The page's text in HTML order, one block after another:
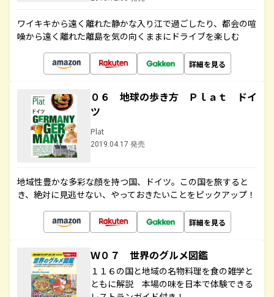
ワイキキから遠く離れた静かな入り江で過ごしたり、都会の喧
噪から遠く離れた離島を気の向くままにドライブを楽しむ
詳細を見る
０６ 地球の歩き方 Ｐｌａｔ ドイ
ツ
Plat
2019.04.17 発売
地域性豊かな多彩な顔を持つ国、ドイツ。この国を旅すると
き、絶対に見逃せない、やっておきたいことをピックアップ！
詳細を見る
Ｗ０７ 世界のグルメ図鑑
１１６の国と地域の名物料理を食の雑学と
ともに解説 本場の味を日本で体験できる